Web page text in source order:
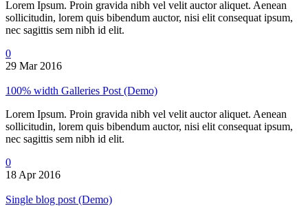
Lorem Ipsum. Proin gravida nibh vel velit auctor aliquet. Aenean
sollicitudin, lorem quis bibendum auctor, nisi elit consequat ipsum,
nec sagittis sem nibh id elit.
0
29 Mar 2016
100% width Galleries Post (Demo)
Lorem Ipsum. Proin gravida nibh vel velit auctor aliquet. Aenean
sollicitudin, lorem quis bibendum auctor, nisi elit consequat ipsum,
nec sagittis sem nibh id elit.
0
18 Apr 2016
Single blog post (Demo)